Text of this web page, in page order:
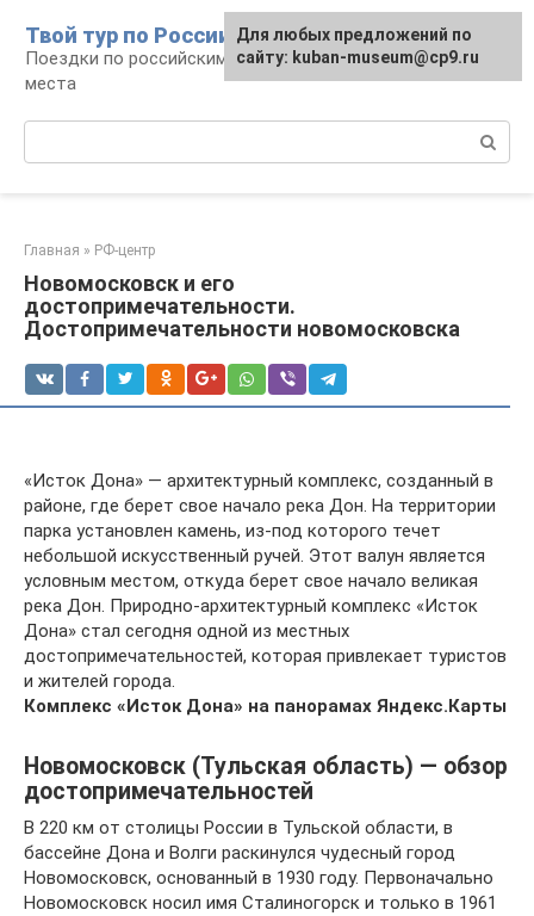
контенту
Твой тур по России
Поездки по российским городам, маршруты и
места
Главная » РФ-центр
Новомосковск и его
достопримечательности.
Достопримечательности новомосковска
«Исток Дона» — архитектурный комплекс, созданный в
районе, где берет свое начало река Дон. На территории
парка установлен камень, из-под которого течет
небольшой искусственный ручей. Этот валун является
условным местом, откуда берет свое начало великая
река Дон. Природно-архитектурный комплекс «Исток
Дона» стал сегодня одной из местных
достопримечательностей, которая привлекает туристов
и жителей города.
Комплекс «Исток Дона» на панорамах Яндекс.Карты
Новомосковск (Тульская область) — обзор
достопримечательностей
В 220 км от столицы России в Тульской области, в
бассейне Дона и Волги раскинулся чудесный город
Новомосковск, основанный в 1930 году. Первоначально
Новомосковск носил имя Сталиногорск и только в 1961
Для любых предложений по
сайту: kuban-museum@cp9.ru